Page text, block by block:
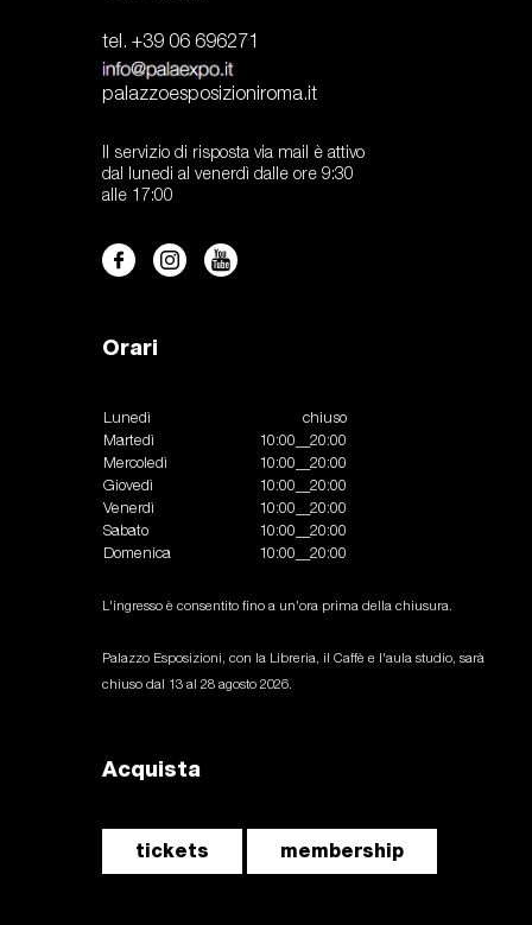
tel. +39 06 696271
palazzoesposizioniroma.it
Il servizio di risposta via mail è attivo
dal lunedi al venerdì dalle ore 9:30
alle 17:00
Orari
Lunedì
chiuso
Martedì
10:00__20:00
Mercoledì
10:00__20:00
Giovedì
10:00__20:00
Venerdì
10:00__20:00
Sabato
10:00__20:00
Domenica
10:00__20:00
L'ingresso è consentito fino a un'ora prima della chiusura.
Palazzo Esposizioni, con la Libreria, il Caffè e l'aula studio, sarà
chiuso dal 13 al 28 agosto 2026.
Acquista
tickets membership